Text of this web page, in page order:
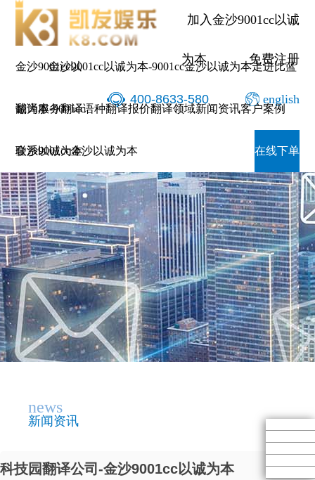
加入金沙9001cc以诚
为本 免费注册
400-8633-580 english
金沙9001cc以
诚为本-9001cc
金沙以诚为本
金沙9001cc以诚为本-9001cc金沙以诚为本走进比蓝
翻译服务翻译语种翻译报价翻译领域新闻资讯客户案例
联系9001cc金沙以诚为本 在线下单
news
新闻资讯
科技园翻译公司-金沙9001cc以诚为本